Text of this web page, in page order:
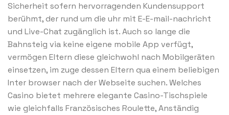
Sicherheit sofern hervorragenden Kundensupport
berühmt, der rund um die uhr mit E-E-mail-nachricht
und Live-Chat zugänglich ist. Auch so lange die
Bahnsteig via keine eigene mobile App verfügt,
vermögen Eltern diese gleichwohl nach Mobilgeräten
einsetzen, im zuge dessen Eltern qua einem beliebigen
Inter browser nach der Webseite suchen. Welches
Casino bietet mehrere elegante Casino-Tischspiele
wie gleichfalls Französisches Roulette, Anständig